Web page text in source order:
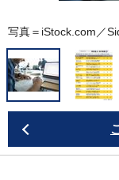
写真＝iStock.com／